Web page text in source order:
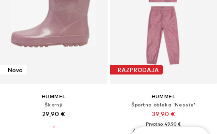
Novo
HUMMEL
Škornji
29,90 €
RAZPRODAJA
HUMMEL
Športna obleka 'Nessie'
39,90 €
Prvotno: 49,90 €
Zadnja najnižja cena